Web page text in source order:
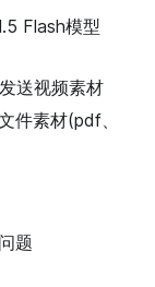
Flash模型
送视频素材
件素材(pdf、
题